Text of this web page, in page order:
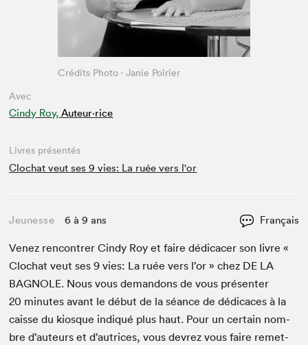
Avec
Cindy Roy, Auteur·rice
Crédits Photo - Janie Poirier
Livres présentés
Clochat veut ses 9 vies: La ruée vers l'or
Jeunesse 6 à 9 ans Français
Venez ren­con­tr­er Cindy Roy et faire dédi­cac­er son livre «
Clochat veut ses9 vies: La ruée vers l’or » chez DE LA
BAG­NOLE. Nous vous deman­dons de vous présen­ter
20 min­utes avant le début de la séance de dédi­caces à la
caisse du kiosque indiqué plus haut. Pour un cer­tain nom­
bre d’auteurs et d’autrices, vous devrez vous faire remet­